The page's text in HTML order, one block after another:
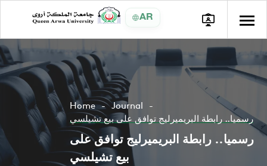
AR
Home
Journal
رسميا.. رابطة البريميرليج توافق على بيع تشيلسي
رسميا.. رابطة البريميرليج توافق على
بيع تشيلسي